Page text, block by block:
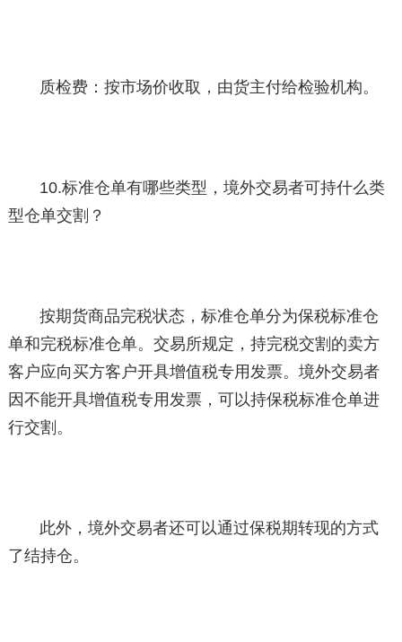
质检费：按市场价收取，由货主付给检验机构。
10.标准仓单有哪些类型，境外交易者可持什么类
型仓单交割？
按期货商品完税状态，标准仓单分为保税标准仓
单和完税标准仓单。交易所规定，持完税交割的卖方
客户应向买方客户开具增值税专用发票。境外交易者
因不能开具增值税专用发票，可以持保税标准仓单进
行交割。
此外，境外交易者还可以通过保税期转现的方式
了结持仓。